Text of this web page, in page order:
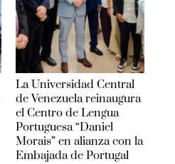
La Universidad Central
de Venezuela reinaugura
el Centro de Lengua
Portuguesa “Daniel
Morais” en alianza con la
Embajada de Portugal